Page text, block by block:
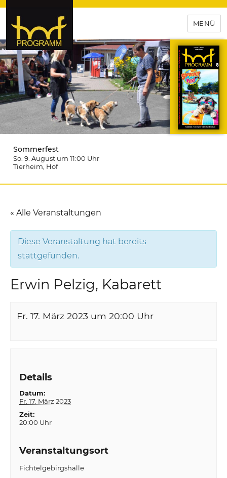
hof-programm – das
Veranstaltungsportal für
Hochfranken
MENÜ
Sommerfest
So. 9. August um 11:00 Uhr
Tierheim , Hof
« Alle Veranstaltungen
Diese Veranstaltung hat bereits
stattgefunden.
Erwin Pelzig, Kabarett
Fr. 17. März 2023 um 20:00 Uhr
Details
Datum:
Fr. 17. März 2023
Zeit:
20:00 Uhr
Veranstaltungsort
Fichtelgebirgshalle